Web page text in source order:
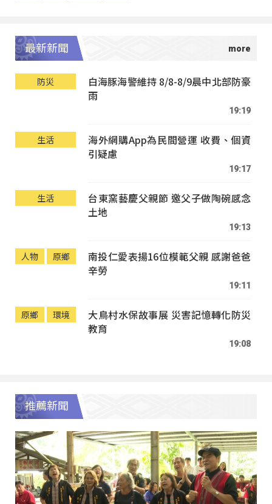
最新新聞
防災
白海豚海警維持 8/8-8/9晨中北部防豪
雨
19:19
生活
海外網購App為民間營運 收費、個資
引疑慮
19:17
生活
台東窯藝慶父親節 邀父子做陶碗感念
土地
19:13
人物 原鄉
南投仁愛表揚16位模範父親 感謝爸爸
辛勞
19:11
原鄉 環境
大鳥村水保故事展 災害記憶轉化防災
教育
19:08
推薦新聞